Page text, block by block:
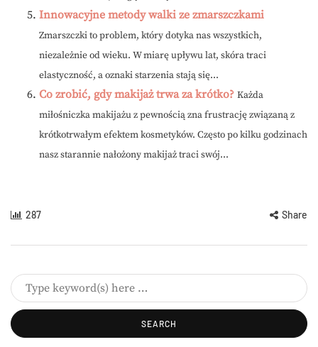
Innowacyjne metody walki ze zmarszczkami
Zmarszczki to problem, który dotyka nas wszystkich,
niezależnie od wieku. W miarę upływu lat, skóra traci
elastyczność, a oznaki starzenia stają się...
Co zrobić, gdy makijaż trwa za krótko? Każda
miłośniczka makijażu z pewnością zna frustrację związaną z
krótkotrwałym efektem kosmetyków. Często po kilku godzinach
nasz starannie nałożony makijaż traci swój...
287 Share